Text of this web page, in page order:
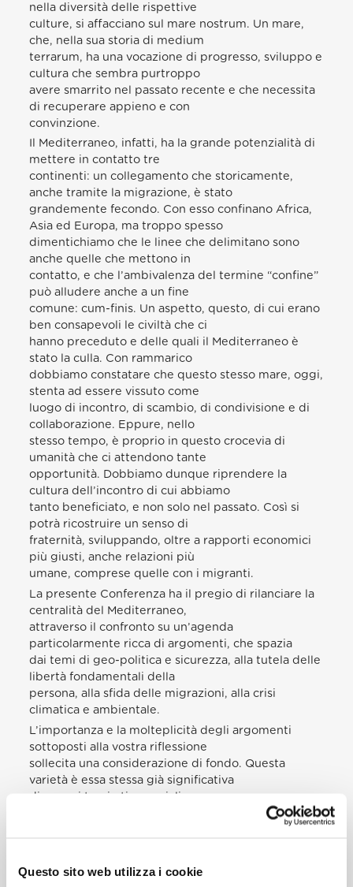
Questo sito web utilizza i cookie
nella diversità delle rispettive
culture, si affacciano sul mare nostrum. Un mare,
che, nella sua storia di medium
terrarum, ha una vocazione di progresso, sviluppo e
cultura che sembra purtroppo
avere smarrito nel passato recente e che necessita
di recuperare appieno e con
convinzione.
Il Mediterraneo, infatti, ha la grande potenzialità di
mettere in contatto tre
continenti: un collegamento che storicamente,
anche tramite la migrazione, è stato
grandemente fecondo. Con esso confinano Africa,
Asia ed Europa, ma troppo spesso
dimentichiamo che le linee che delimitano sono
anche quelle che mettono in
contatto, e che l’ambivalenza del termine “confine”
può alludere anche a un fine
comune: cum-finis. Un aspetto, questo, di cui erano
ben consapevoli le civiltà che ci
hanno preceduto e delle quali il Mediterraneo è
stato la culla. Con rammarico
dobbiamo constatare che questo stesso mare, oggi,
stenta ad essere vissuto come
luogo di incontro, di scambio, di condivisione e di
collaborazione. Eppure, nello
stesso tempo, è proprio in questo crocevia di
umanità che ci attendono tante
opportunità. Dobbiamo dunque riprendere la
cultura dell’incontro di cui abbiamo
tanto beneficiato, e non solo nel passato. Così si
potrà ricostruire un senso di
fraternità, sviluppando, oltre a rapporti economici
più giusti, anche relazioni più
umane, comprese quelle con i migranti.
La presente Conferenza ha il pregio di rilanciare la
centralità del Mediterraneo,
attraverso il confronto su un’agenda
particolarmente ricca di argomenti, che spazia
dai temi di geo-politica e sicurezza, alla tutela delle
libertà fondamentali della
persona, alla sfida delle migrazioni, alla crisi
climatica e ambientale.
L’importanza e la molteplicità degli argomenti
sottoposti alla vostra riflessione
sollecita una considerazione di fondo. Questa
varietà è essa stessa già significativa
di come i temi etico-sociali non possano essere
crisi geopolitica e anche dalle stesse problematiche
prescindere dagli altri è, in tal